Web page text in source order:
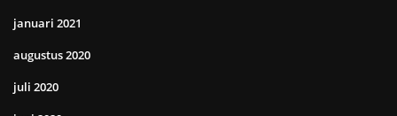
januari 2021
augustus 2020
juli 2020